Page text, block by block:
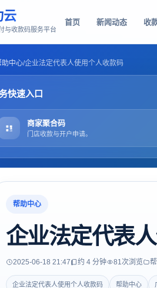
云
与收款码服务平台
首页 新闻动态 收
助中心/企业法定代表人使用个人收款码
快速入口
商家聚合码
门店收款与开户申请。
帮助中心
企业法定代表
2025-06-18 21:47 约 4 分钟 81次浏览
企业法定代表人使用个人收款码 帮助中心